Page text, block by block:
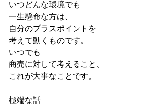
いつどんな環境でも
一生懸命な方は、
自分のプラスポイントを
考えて動くものです。
いつでも
商売に対して考えること、
これが大事なことです。
極端な話